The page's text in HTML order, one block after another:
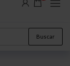
Buscar